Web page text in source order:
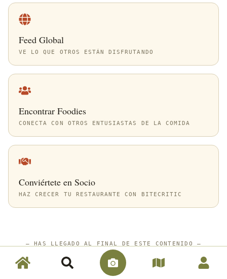
Feed Global
VE LO QUE OTROS ESTÁN DISFRUTANDO
Encontrar Foodies
CONECTA CON OTROS ENTUSIASTAS DE LA COMIDA
Conviértete en Socio
HAZ CRECER TU RESTAURANTE CON BITECRITIC
—HAS LLEGADO AL FINAL DE ESTE CONTENIDO —